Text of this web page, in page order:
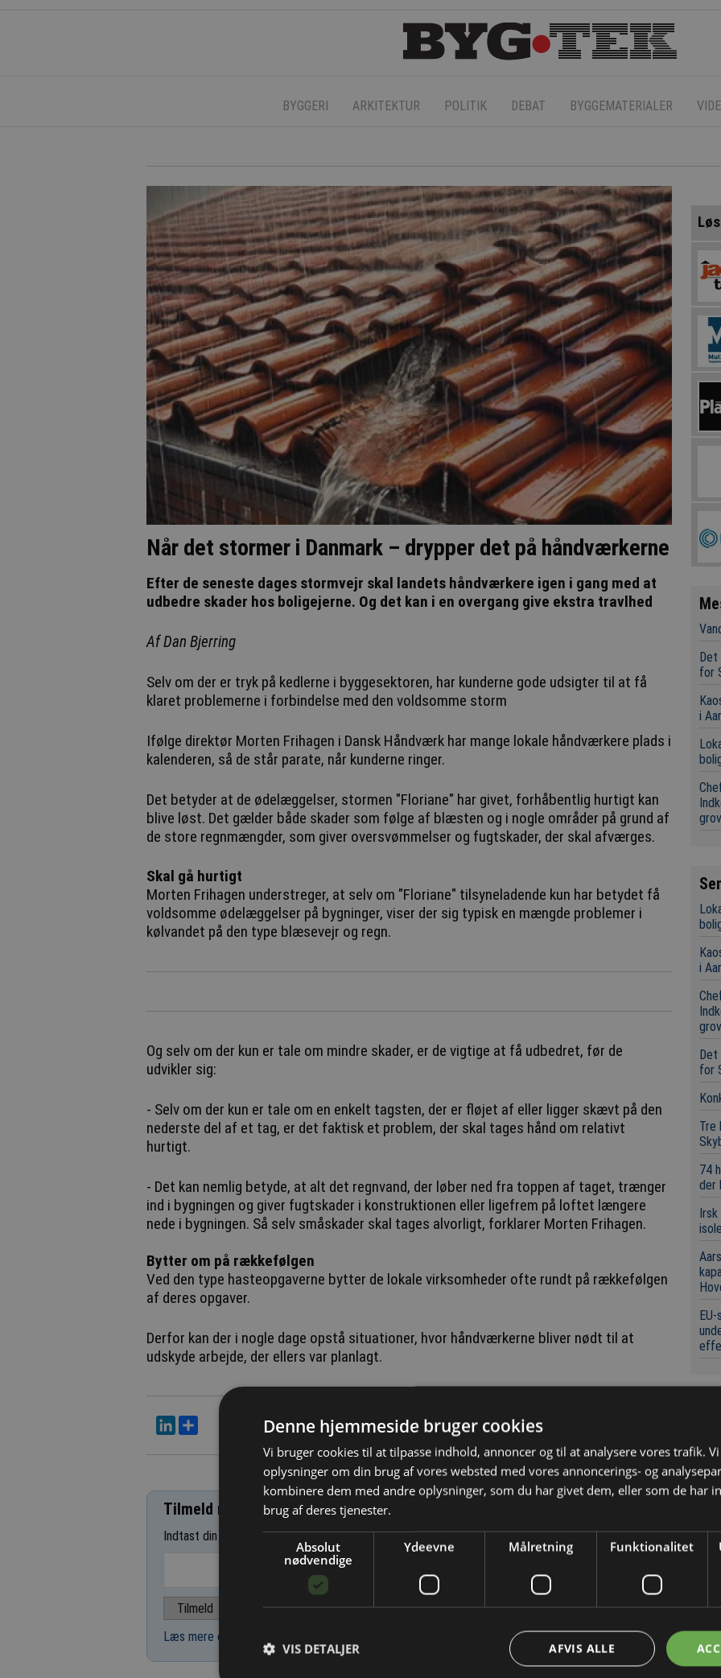
BYGGERI ARKITEKTUR POLITIK DEBAT BYGGEMATERIALER
Når det stormer i Danmark – drypper det på håndværkerne
Efter de seneste dages stormvejr skal landets håndværkere igen i gang med at
udbedre skader hos boligejerne. Og det kan i en overgang give ekstra travlhed
Af Dan Bjerring
Selv om der er tryk på kedlerne i byggesektoren, har kunderne gode udsigter til at få
klaret problemerne i forbindelse med den voldsomme storm
Ifølge direktør Morten Frihagen i Dansk Håndværk har mange lokale håndværkere plads i
kalenderen, så de står parate, når kunderne ringer.
Det betyder at de ødelæggelser, stormen "Floriane" har givet, forhåbentlig hurtigt kan
blive løst. Det gælder både skader som følge af blæsten og i nogle områder på grund af
de store regnmængder, som giver oversvømmelser og fugtskader, der skal afværges.
Skal gå hurtigt
Morten Frihagen understreger, at selv om "Floriane" tilsyneladende kun har betydet få
voldsomme ødelæggelser på bygninger, viser der sig typisk en mængde problemer i
kølvandet på den type blæsevejr og regn.
Og selv om der kun er tale om mindre skader, er de vigtige at få udbedret, før de
udvikler sig:
- Selv om der kun er tale om en enkelt tagsten, der er fløjet af eller ligger skævt på den
nederste del af et tag, er det faktisk et problem, der skal tages hånd om relativt
hurtigt.
- Det kan nemlig betyde, at alt det regnvand, der løber ned fra toppen af taget, trænger
ind i bygningen og giver fugtskader i konstruktionen eller ligefrem på loftet længere
nede i bygningen. Så selv småskader skal tages alvorligt, forklarer Morten Frihagen.
Bytter om på rækkefølgen
Ved den type hasteopgaverne bytter de lokale virksomheder ofte rundt på rækkefølgen
af deres opgaver.
Derfor kan der i nogle dage opstå situationer, hvor håndværkerne bliver nødt til at
udskyde arbejde, der ellers var planlagt.
LinkedIn
Tilmeld nyhedsbrev
Indtast din e-mail-adresse herunder.
Læs mere om udsendelsestidspunkter og afmelding her
Det
for
i
i
Det
for
Tre
74
der
Denne hjemmeside bruger cookies
Vi bruger cookies til at tilpasse indhold, annoncer og til at analysere vores trafik.
oplysninger om din brug af vores websted med vores annoncerings- og
kombinere dem med andre oplysninger, som du har givet dem, eller som de har
brug af deres tjenester.
Absolut
nødvendige
Ydeevne Målretning Funktionalitet
AFVIS ALLE
VIS DETALJER